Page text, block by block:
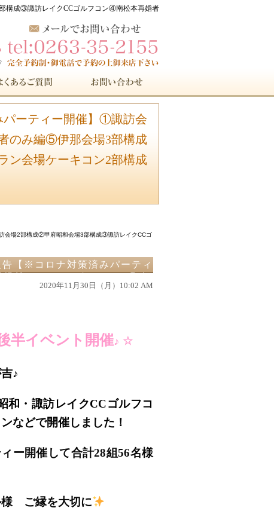
構成③諏訪レイクCCゴルフコン④南松本再婚者
パーティー開催】①諏訪会
のみ編⑤伊那会場3部構成
ン会場ケーキコン2部構成
会場2部構成②甲府昭和会場3部構成③諏訪レイクCCゴ
【※コロナ対策済みパーティ
ケーキコン2部構成
2020年11月30日（月）10:02 AM
半イベント開催♪ ☆
♪
和・諏訪レイクCCゴルフコ
などで開催しました！
ー開催して合計28組56名様
様 ご縁を大切に